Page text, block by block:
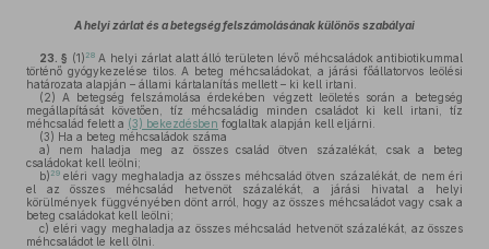
A helyi zárlat és a betegség felszámolásának különös szabályai
23. § (1) 28A helyi zárlat alatt álló területen lévő méhcsaládok antibiotikummal
történő gyógykezelése tilos. A beteg méhcsaládokat, a járási főállatorvos leölési
határozata alapján – állami kártalanítás mellett – ki kell irtani.
(2) A betegség felszámolása érdekében végzett leöletés során a betegség
megállapítását követően, tíz méhcsaládig minden családot ki kell irtani, tíz
méhcsalád felett a (3) bekezdésben foglaltak alapján kell eljárni.
(3) Ha a beteg méhcsaládok száma
a) nem haladja meg az összes család ötven százalékát, csak a beteg
családokat kell leölni;
b) 29 eléri vagy meghaladja az összes méhcsalád ötven százalékát, de nem éri
el az összes méhcsalád hetvenöt százalékát, a járási hivatal a helyi
körülmények függvényében dönt arról, hogy az összes méhcsaládot vagy csak a
beteg családokat kell leölni;
c) eléri vagy meghaladja az összes méhcsalád hetvenöt százalékát, az összes
méhcsaládot le kell ölni.